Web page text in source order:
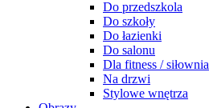
Do przedszkola
Do szkoły
Do łazienki
Do salonu
Dla fitness / siłownia
Na drzwi
Stylowe wnętrza